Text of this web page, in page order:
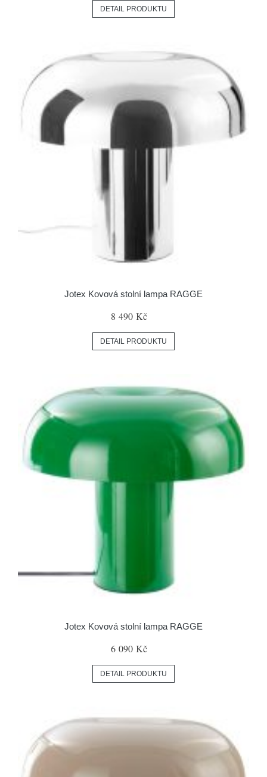
DETAIL PRODUKTU
Jotex Kovová stolní lampa RAGGE
8 490 Kč
DETAIL PRODUKTU
Jotex Kovová stolní lampa RAGGE
6 090 Kč
DETAIL PRODUKTU